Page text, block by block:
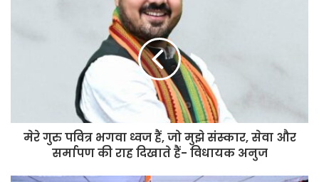
मेरे गुरु पवित्र भगवा ध्वज हैं, जो मुझे संस्कार, सेवा और
सर्मापण की राह दिखाते हैं- विधायक अनुज